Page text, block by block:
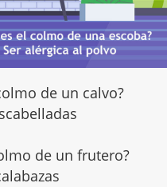
de un calvo?
de un frutero?